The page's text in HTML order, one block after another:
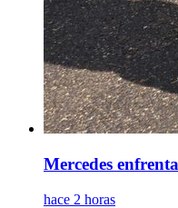
Mercedes
hace 2 horas